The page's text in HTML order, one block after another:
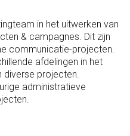
in het uitwerken van
& campagnes. Dit zijn
communicatie-projecten.
afdelingen in het
diverse projecten.
administratieve